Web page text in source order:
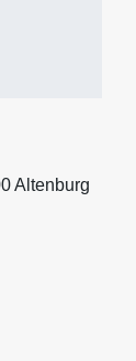
Altenburg